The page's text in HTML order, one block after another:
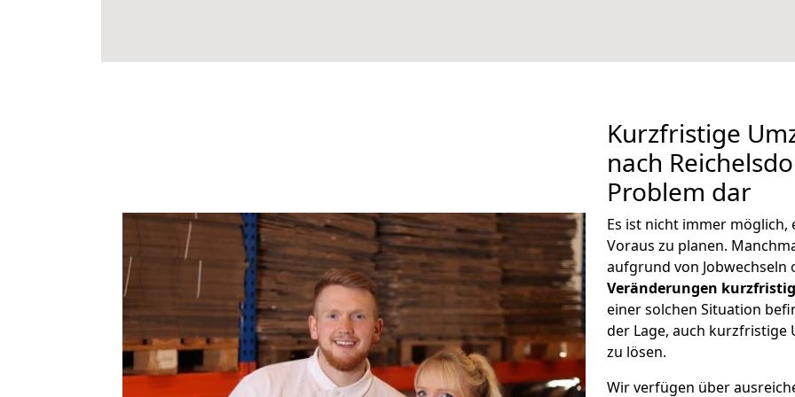
Kurzfristige
nach
Problem dar
Es ist nicht immer
Voraus zu planen.
aufgrund von
Veränderungen
einer solchen Situation
der Lage, auch kurzfristige
zu lösen.
Wir verfügen über